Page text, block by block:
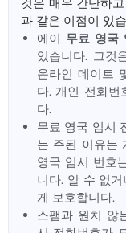
것은 매우 간단하
과 같은 이점이 있
에이 무료 영국
있습니다. 그것
온라인 데이트
다. 개인 전화번
다.
무료 영국 임시
는 주된 이유는
영국 임시 번호
니다. 알 수 없
게 보호합니다.
스팸과 원치 않